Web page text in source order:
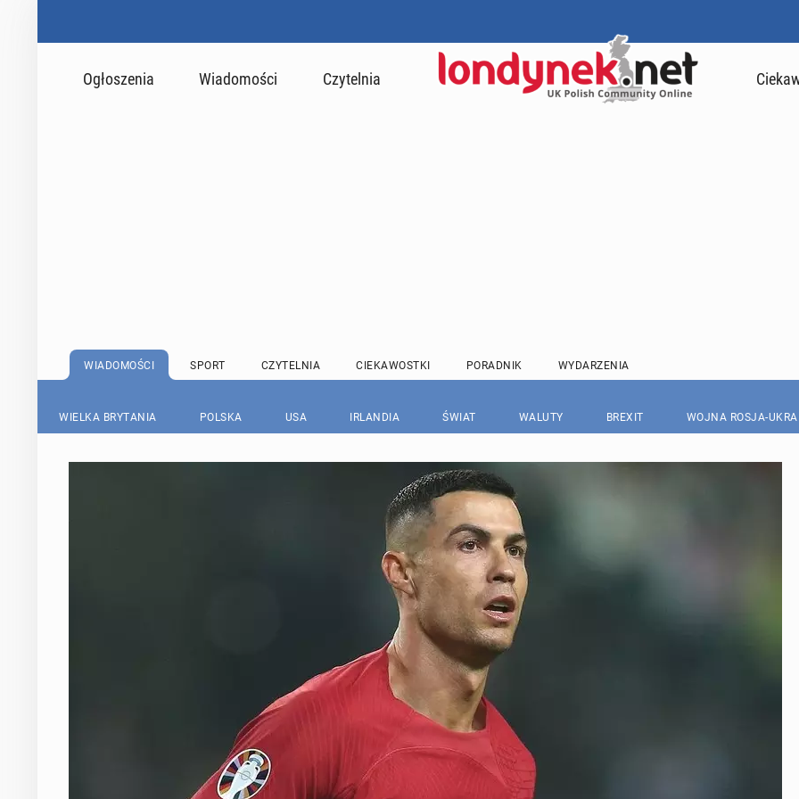
Ogłoszenia Wiadomości Czytelnia
WIADOMOŚCI SPORT CZYTELNIA CIEKAWOSTKI PORADNIK WYDARZENIA
WIELKA BRYTANIA POLSKA USA IRLANDIA ŚWIAT WALUTY BREXIT WOJNA ROSJA-